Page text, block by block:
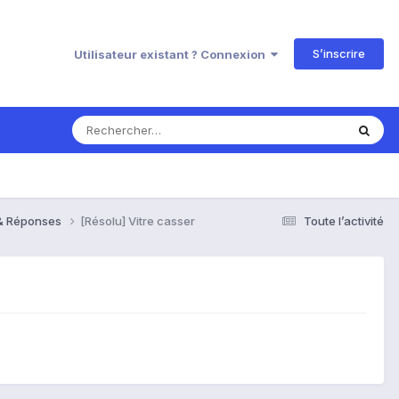
Utilisateur existant ? Connexion S’inscrire
Toute l’activité
Réponses [Résolu] Vitre casser